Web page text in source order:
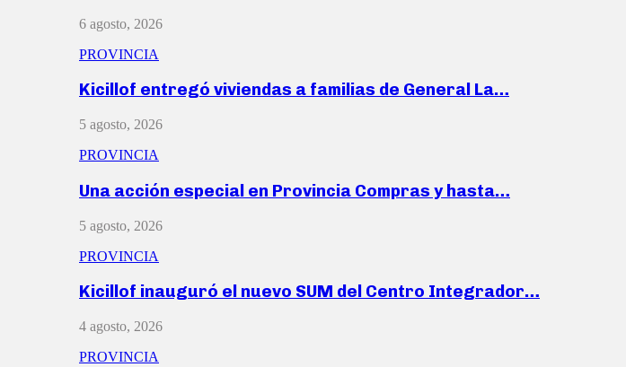
6 agosto, 2026
PROVINCIA
Kicillof entregó viviendas a familias de General La…
5 agosto, 2026
PROVINCIA
Una acción especial en Provincia Compras y hasta…
5 agosto, 2026
PROVINCIA
Kicillof inauguró el nuevo SUM del Centro Integrador…
4 agosto, 2026
PROVINCIA